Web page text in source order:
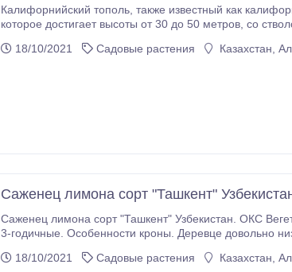
Калифорнийский тополь, также известный как калифорнийский тополь или западный тополь, - это лиственное дерево,
которое достигает высоты от 30 до 50 метров, со стволом с серой корой. Листья крупные, зеленые с обеих сторон, но более
18/10/2021
Садовые растения Казахстан,
Саженец лимона сорт "Ташкент"
Саженец лимона сорт "Ташкент" Узбекистан. ОКС Вегетационный период 2-летние саженцы. В наличии: 1-годичные, 2-годичные,
3-годичные. Особенности кроны. Деревце довольно низкорослое, даже в оранжереях вырастает не более чем на 2, 5 метра.
18/10/2021
Садовые растения Казахстан,